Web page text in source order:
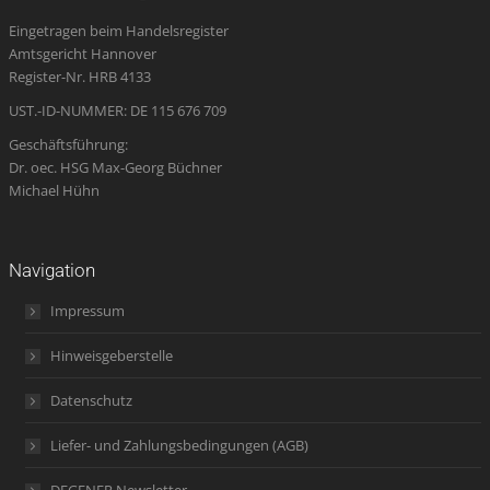
new
window
new
window
new
window
in
new
new
Eingetragen beim Handelsregister
Amtsgericht Hannover
Register-Nr. HRB 4133
UST.-ID-NUMMER: DE 115 676 709
Geschäftsführung:
Dr. oec. HSG Max-Georg Büchner
Michael Hühn
Navigation
Impressum
Hinweisgeberstelle
Datenschutz
Liefer- und Zahlungsbedingungen (AGB)